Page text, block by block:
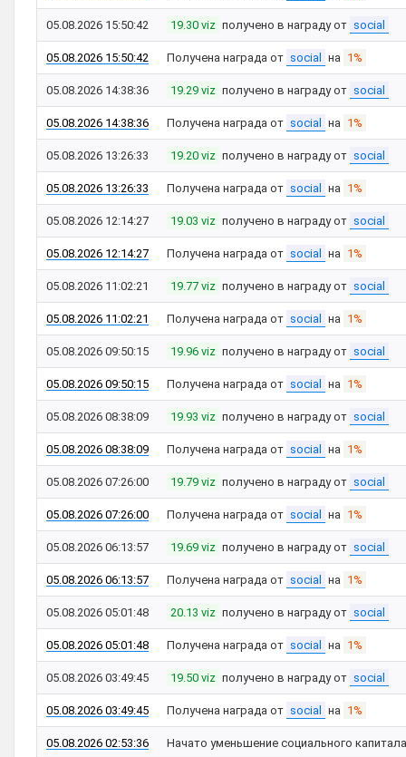
05.08.2026 15:50:42 19.30 viz получено в награду от social
05.08.2026 15:50:42 Получена награда от social на 1%
05.08.2026 14:38:36 19.29 viz получено в награду от social
05.08.2026 14:38:36 Получена награда от social на 1%
05.08.2026 13:26:33 19.20 viz получено в награду от social
05.08.2026 13:26:33 Получена награда от social на 1%
05.08.2026 12:14:27 19.03 viz получено в награду от social
05.08.2026 12:14:27 Получена награда от social на 1%
05.08.2026 11:02:21 19.77 viz получено в награду от social
05.08.2026 11:02:21 Получена награда от social на 1%
05.08.2026 09:50:15 19.96 viz получено в награду от social
05.08.2026 09:50:15 Получена награда от social на 1%
05.08.2026 08:38:09 19.93 viz получено в награду от social
05.08.2026 08:38:09 Получена награда от social на 1%
05.08.2026 07:26:00 19.79 viz получено в награду от social
05.08.2026 07:26:00 Получена награда от social на 1%
05.08.2026 06:13:57 19.69 viz получено в награду от social
05.08.2026 06:13:57 Получена награда от social на 1%
05.08.2026 05:01:48 20.13 viz получено в награду от social
05.08.2026 05:01:48 Получена награда от social на 1%
05.08.2026 03:49:45 19.50 viz получено в награду от social
05.08.2026 03:49:45 Получена награда от social на 1%
05.08.2026 02:53:36 Начато уменьшение социального